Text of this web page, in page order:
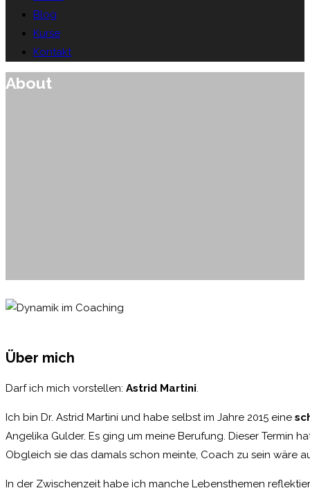
Blog
Kurse
Kontakt
About
Über mich
Darf ich mich vorstellen: Astrid Martini
Ich bin Dr. Astrid Martini und habe selbst im Jahre 2015 eine
Angelika Gulder. Es ging um meine Berufung. Dieser Termin
Obgleich sie das damals schon meinte, Coach zu sein wäre
In der Zwischenzeit habe ich manche Lebensthemen